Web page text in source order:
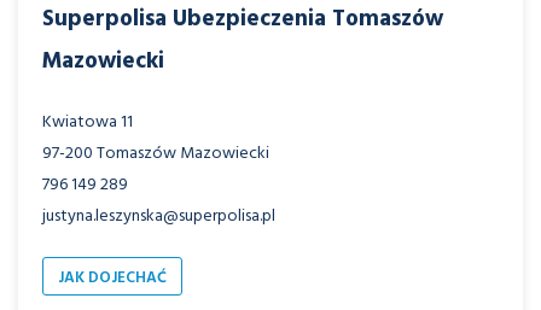
Superpolisa Ubezpieczenia Tomaszów
Mazowiecki
Kwiatowa 11
97-200 Tomaszów Mazowiecki
796 149 289
justyna.leszynska@superpolisa.pl
JAK DOJECHAĆ